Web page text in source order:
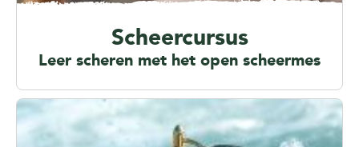
Scheercursus
Leer scheren met het open scheermes